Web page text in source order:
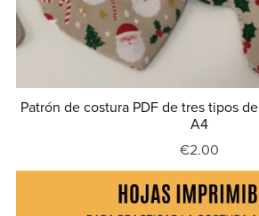
Patrón de costura PDF de tres tipos
A4
€2.00